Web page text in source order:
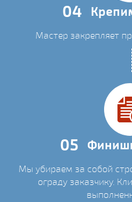
04
Мастер закрепляет
05
Мы убираем за собой
ограду заказчику.